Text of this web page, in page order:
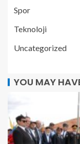
Spor
Teknoloji
Uncategorized
YOU MAY